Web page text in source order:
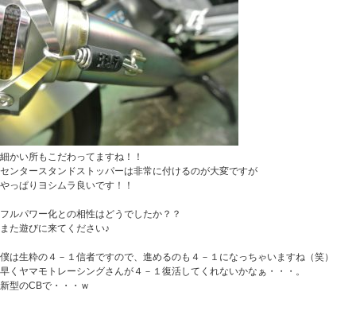
細かい所もこだわってますね！！
センタースタンドストッパーは非常に付けるのが大変ですが
やっぱりヨシムラ良いです！！
フルパワー化との相性はどうでしたか？？
また遊びに来てください♪
僕は生粋の４－１信者ですので、進めるのも４－１になっちゃいますね（笑）
早くヤマモトレーシングさんが４－１復活してくれないかなぁ・・・。
新型のCBで・・・ｗ